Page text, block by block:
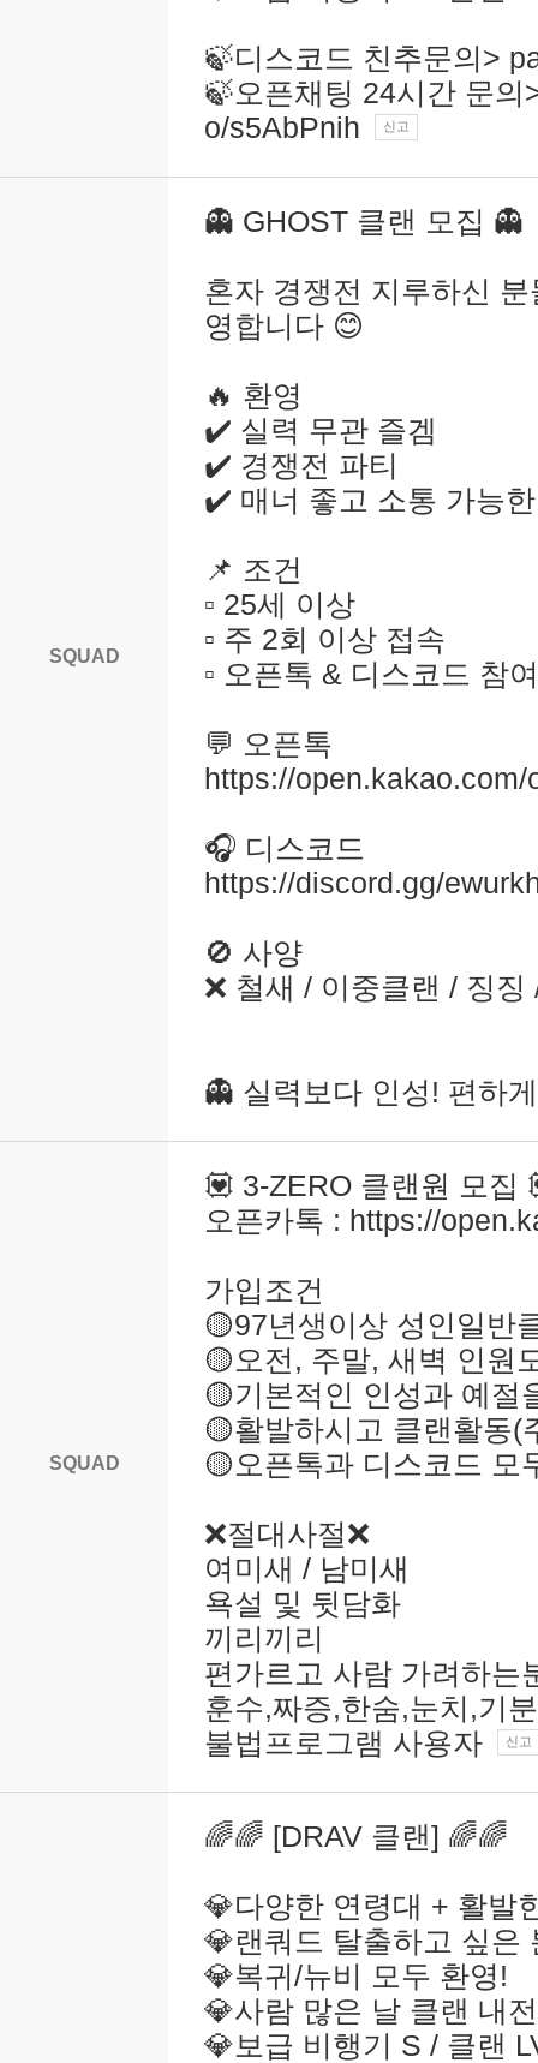
🍃디스코드 친추문의>
🍃오픈채팅 24시간 문
o/s5AbPnih
신고
SQUAD
👻 GHOST 클랜 모집 👻
혼자 경쟁전 지루하신
영합니다 😊
🔥 환영
✔️ 실력 무관 즐겜
✔️ 경쟁전 파티
✔️ 매너 좋고 소통 가능
📌 조건
▫️ 25세 이상
▫️ 주 2회 이상 접속
▫️ 오픈톡 & 디스코드 참여
💬 오픈톡
https://open.kakao.com/
🎧 디스코드
https://discord.gg/
🚫 사양
❌ 철새 / 이중클랜 / 징
👻 실력보다 인성! 편하
SQUAD
💟 3-ZERO 클랜원 모집
오픈카톡 : https://
가입조건
🟡97년생이상 성인일반
🟡오전, 주말, 새벽 인원
🟡기본적인 인성과 예절
🟡활발하시고 클랜활동(
🟡오픈톡과 디스코드 모
❌절대사절❌
여미새 / 남미새
욕설 및 뒷담화
끼리끼리
편가르고 사람 가려하는
훈수,짜증,한숨,눈치,기
불법프로그램 사용자
신고
🌈🌈 [DRAV 클랜] 🌈🌈
💎다양한 연령대 + 활발
💎랜쿼드 탈출하고 싶은
💎복귀/뉴비 모두 환영!
💎사람 많은 날 클랜 내
💎보급 비행기 S / 클랜